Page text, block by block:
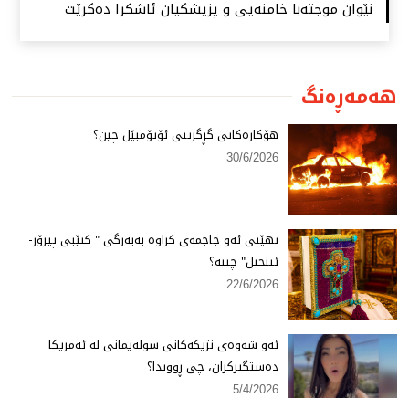
نێوان موجتەبا خامنەیی و پزیشكیان ئاشكرا دەكرێت
هەمەڕەنگ
هۆكارەكانی گڕگرتنی ئۆتۆمبێل چین؟
30/6/2026
نهێنی ئەو جاجمەی كراوە بەبەرگی " كتێبی پیرۆز-
ئینجیل" چییە؟
22/6/2026
ئەو شەوەی نزیكەكانی سولەیمانی لە ئەمریكا
دەستگیركران، چی ڕوویدا؟
5/4/2026